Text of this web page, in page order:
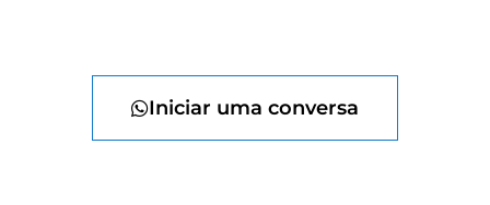
Iniciar uma conversa